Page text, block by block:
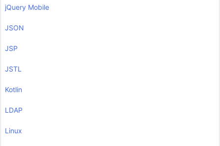
jQuery Mobile
JSON
JSP
JSTL
Kotlin
LDAP
Linux